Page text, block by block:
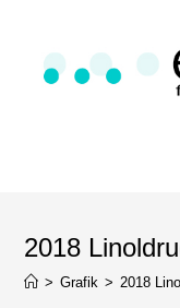
2018
> Grafik > 2018